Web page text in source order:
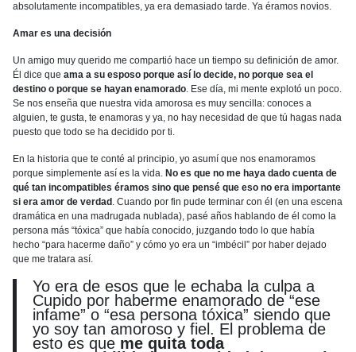
absolutamente incompatibles, ya era demasiado tarde. Ya éramos novios.
Amar es una decisión
Un amigo muy querido me compartió hace un tiempo su definición de amor.
Él dice que ama a su esposo porque así lo decide, no porque sea el
destino o porque se hayan enamorado. Ese día, mi mente explotó un poco.
Se nos enseña que nuestra vida amorosa es muy sencilla: conoces a
alguien, te gusta, te enamoras y ya, no hay necesidad de que tú hagas nada
puesto que todo se ha decidido por ti.
En la historia que te conté al principio, yo asumí que nos enamoramos
porque simplemente así es la vida. No es que no me haya dado cuenta de
qué tan incompatibles éramos sino que pensé que eso no era importante
si era amor de verdad . Cuando por fin pude terminar con él (en una escena
dramática en una madrugada nublada), pasé años hablando de él como la
persona más “tóxica” que había conocido, juzgando todo lo que había
hecho “para hacerme daño” y cómo yo era un “imbécil” por haber dejado
que me tratara así.
Yo era de esos que le echaba la culpa a
Cupido por haberme enamorado de “ese
infame” o “esa persona tóxica” siendo que
yo soy tan amoroso y fiel. El problema de
esto es que me quita toda